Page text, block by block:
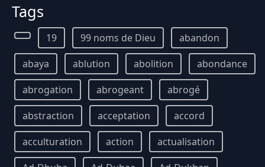
Tags
19 99 noms de Dieu
abandon
abaya
ablution abolition
abondance
abrogation
abrogeant
abrogé
abstraction
acceptation
accord
acculturation
action
actualisation